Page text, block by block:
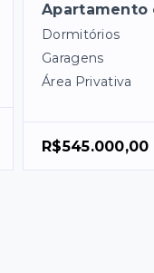
Apartamento
Dormitórios
Garagens
Área Privativa
R$545.000,00